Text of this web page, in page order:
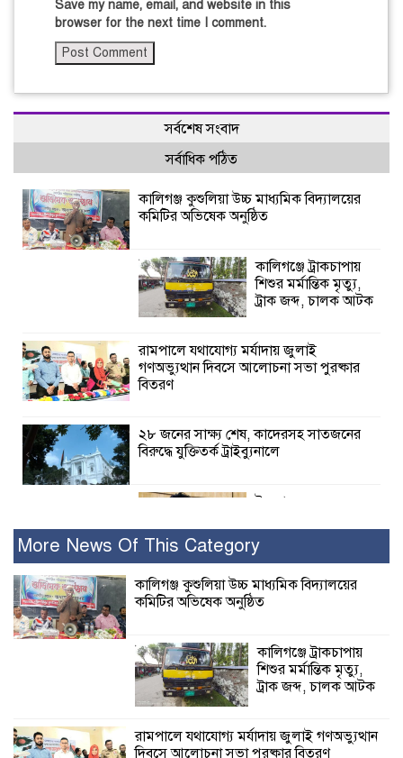
Save my name, email, and website in this
browser for the next time I comment.
সর্বশেষ সংবাদ
সর্বাধিক পঠিত
কালিগঞ্জ কুশুলিয়া উচ্চ মাধ্যমিক বিদ্যালয়ের
কমিটির অভিষেক অনুষ্ঠিত
কালিগঞ্জে ট্রাকচাপায়
শিশুর মর্মান্তিক মৃত্যু,
ট্রাক জব্দ, চালক আটক
রামপালে যথাযোগ্য মর্যাদায় জুলাই
গণঅভ্যুত্থান দিবসে আলোচনা সভা পুরষ্কার
বিতরণ
২৮ জনের সাক্ষ্য শেষ, কাদেরসহ সাতজনের
বিরুদ্ধে যুক্তিতর্ক ট্রাইব্যুনালে
ইসলামের সবচেয়ে
নুর
পাঁচ মাসে সরকারের দোষ দিচ্ছেন, আপনারা
কালিগঞ্জে নিখোঁজ জেলের মরদেহ অবশেষে
মিলল ইছামতী নদীতে
More News Of This Category
কালিগঞ্জ কুশুলিয়া উচ্চ মাধ্যমিক বিদ্যালয়ের
কমিটির অভিষেক অনুষ্ঠিত
কালিগঞ্জে ট্রাকচাপায়
শিশুর মর্মান্তিক মৃত্যু,
ট্রাক জব্দ, চালক আটক
রামপালে যথাযোগ্য মর্যাদায় জুলাই গণঅভ্যুত্থান
দিবসে আলোচনা সভা পুরষ্কার বিতরণ